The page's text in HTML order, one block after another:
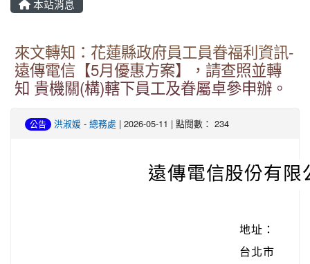
本站消息
來文轉知：花蓮縣政府員工員眷福利資訊-
遠傳電信【5月優惠方案】，請查照並轉
知 貴機關(構)轄下員工及眷屬卓參申辦。
公告 洪淑媛 - 總務處 | 2026-05-11 | 點閱數： 234
遠傳電信股份有限
地址：
台北市